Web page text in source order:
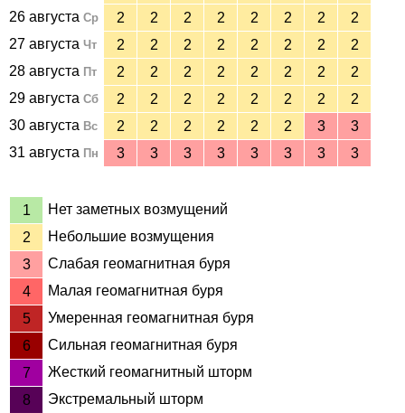
26 августа Ср 2 2 2 2 2 2 2
2
27 августа Чт 2 2 2 2 2 2 2
2
28 августа Пт 2 2 2 2 2 2 2
2
29 августа Сб 2 2 2 2 2 2 2
2
30 августа Вс 2 2 2 2 2 2 3
3
31 августа Пн 3 3 3 3 3 3 3 3
1
Нет заметных возмущений
2
Небольшие возмущения
3
Слабая геомагнитная буря
4
Малая геомагнитная буря
5
Умеренная геомагнитная буря
6
Сильная геомагнитная буря
7
Жесткий геомагнитный шторм
8
Экстремальный шторм